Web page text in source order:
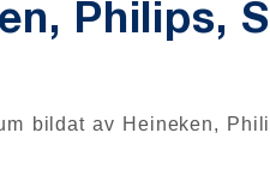
Philips,
bildat av Heineken,